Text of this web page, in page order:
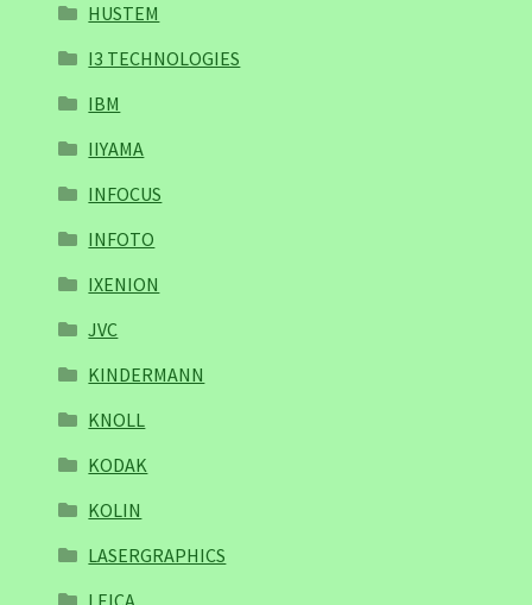
HUSTEM
I3 TECHNOLOGIES
IBM
IIYAMA
INFOCUS
INFOTO
IXENION
JVC
KINDERMANN
KNOLL
KODAK
KOLIN
LASERGRAPHICS